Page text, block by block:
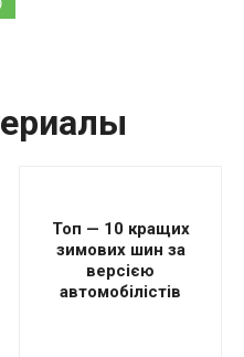
Топ — 10 кращих
зимових шин за
версією
автомобілістів